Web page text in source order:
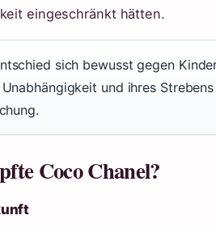
eingeschränkt hätten.
sich bewusst gegen
und ihres
Coco Chanel?